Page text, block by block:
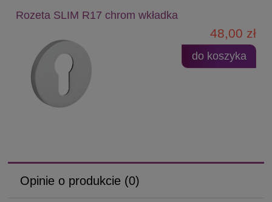
Rozeta SLIM R17 chrom wkładka
48,00 zł
do koszyka
Opinie o produkcie (0)